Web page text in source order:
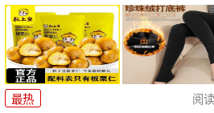
最热 阅读